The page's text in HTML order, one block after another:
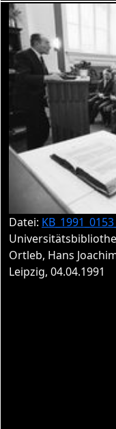
Datei:
Ortleb, Hans
Leipzig, 04.04.1991